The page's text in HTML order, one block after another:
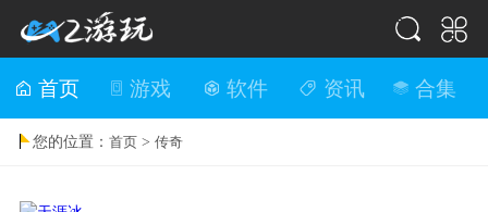
首页 游戏 软件 资讯 合集
您的位置：首页 >传奇